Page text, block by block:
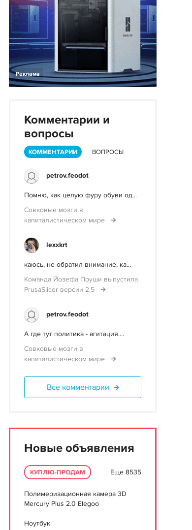
Реклама
Комментарии и
вопросы
КОММЕНТАРИИ ВОПРОСЫ
petrov.feodot
Помню, как целую фуру обуви од...
Совковые мозги в
капиталистическом мире
lexxkrt
каюсь, не обратил внимание, ка...
Команда Йозефа Пруши выпустила
PrusaSlicer версии 2.5
petrov.feodot
А где тут политика - агитация....
Совковые мозги в
капиталистическом мире
Все комментарии
Новые объявления
КУПЛЮ-ПРОДАМ Еще 8535
Полимеризационная камера 3D
Mercury Plus 2.0 Elegoo
Ноутбук